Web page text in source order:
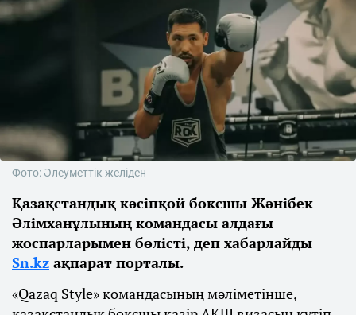
Фото: Әлеуметтік желіден
Қазақстандық кәсіпқой боксшы Жәнібек
Әлімханұлының командасы алдағы
жоспарларымен бөлісті, деп хабарлайды
Sn.kz ақпарат порталы.
«Qazaq Style» командасының мәліметінше,